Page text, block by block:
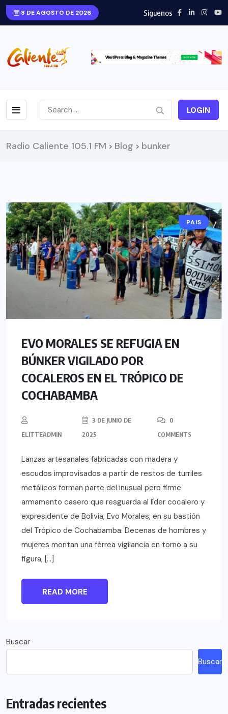
8 DE AGOSTO DE 2026 Siguenos
LOGIN
Radio Caliente 105.1 FM > Blog > bunker
PAIS
EVO MORALES SE REFUGIA EN
BÚNKER VIGILADO POR
COCALEROS EN EL TRÓPICO DE
COCHABAMBA
ELITTEADMIN
3 DE JUNIO DE
2025
0
COMMENTS
Lanzas artesanales fabricadas con madera y
escudos improvisados a partir de restos de turriles
metálicos forman parte del inusual pero firme
armamento casero que resguarda al líder cocalero y
expresidente de Bolivia, Evo Morales, en su bastión
del Trópico de Cochabamba. Decenas de hombres y
mujeres montan una férrea vigilancia en torno a su
figura, […]
READ MORE
Buscar
Buscar
Entradas recientes